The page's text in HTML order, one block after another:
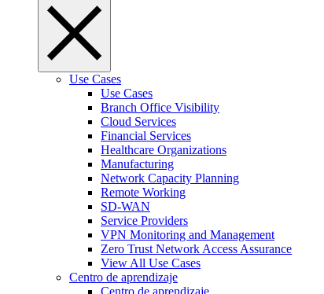
Use Cases
Use Cases
Branch Office Visibility
Cloud Services
Financial Services
Healthcare Organizations
Manufacturing
Network Capacity Planning
Remote Working
SD-WAN
Service Providers
VPN Monitoring and Management
Zero Trust Network Access Assurance
View All Use Cases
Centro de aprendizaje
Centro de aprendizaje